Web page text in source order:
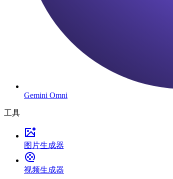
Gemini Omni
工具
图片生成器
视频生成器